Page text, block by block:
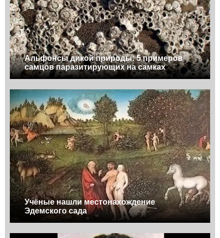
Альфонсы дикой природы: 5 примеров
самцов паразитирующих на самках
Учёные нашли местонахождение
Эдемского сада